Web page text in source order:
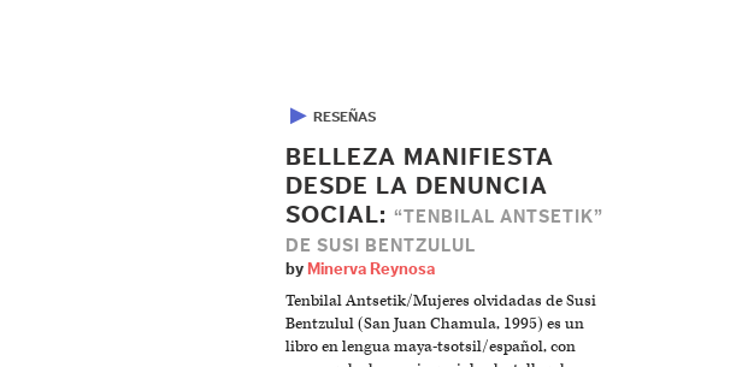
▶ RESEÑAS
BELLEZA MANIFIESTA
DESDE LA DENUNCIA
SOCIAL: “TENBILAL ANTSETIK”
DE SUSI BENTZULUL
by Minerva Reynosa
Tenbilal Antsetik/Mujeres olvidadas de Susi
Bentzulul (San Juan Chamula, 1995) es un
libro en lengua maya-tsotsil/español, con